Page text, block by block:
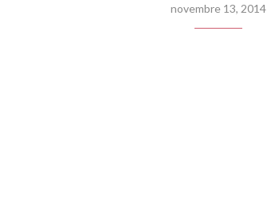
novembre 13, 2014